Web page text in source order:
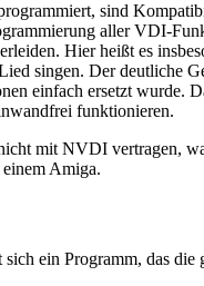
sind
aller VDI-
Hier heißt es
singen. Der deutliche
einfach ersetzt wurde.
funktionieren.
mit NVDI vertragen,
Amiga.
ein Programm, das